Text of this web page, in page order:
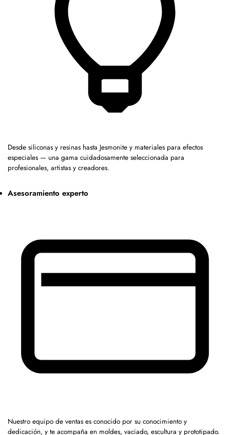
Desde siliconas y resinas hasta Jesmonite y materiales para efectos
especiales — una gama cuidadosamente seleccionada para
profesionales, artistas y creadores.
Asesoramiento experto
Nuestro equipo de ventas es conocido por su conocimiento y
dedicación, y te acompaña en moldes, vaciado, escultura y prototipado.